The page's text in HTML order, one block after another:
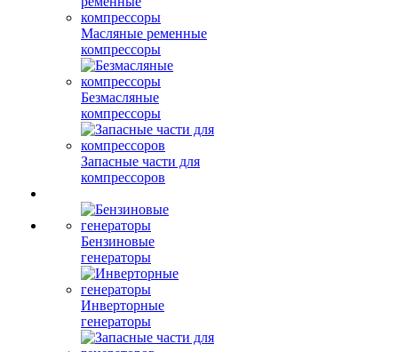
Масляные ременные
компрессоры
Безмасляные
компрессоры
Запасные части для
компрессоров
Бензиновые
генераторы
Инверторные
генераторы